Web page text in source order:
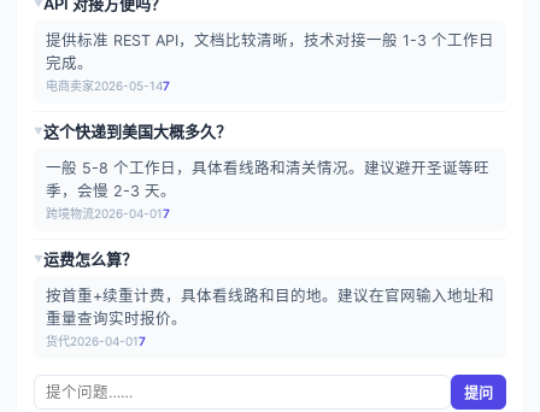
▶
提供标准 REST API，文档比较清晰，技术对接一般 1-3 个工作日
完成。
电商卖家2026-05-147
▶这个快递到美国大概多久？
一般 5-8 个工作日，具体看线路和清关情况。建议避开圣诞等旺
季，会慢 2-3 天。
跨境物流2026-04-017
▶运费怎么算？
按首重+续重计费，具体看线路和目的地。建议在官网输入地址和
重量查询实时报价。
货代2026-04-017
提问